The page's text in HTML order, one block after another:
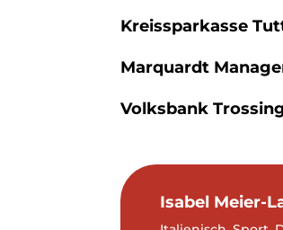
Kreissparkasse
Marquardt
Volksbank
Isabel Meier-